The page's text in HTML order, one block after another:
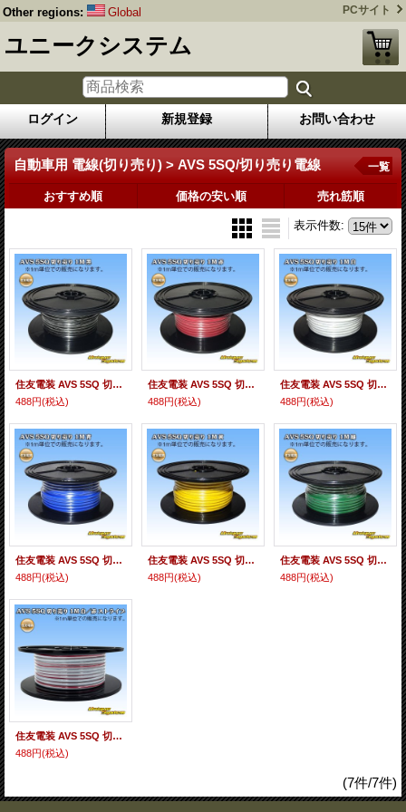
Other regions: Global PCサイト
ユニークシステム
ログイン 新規登録 お問い合わせ
自動車用 電線(切り売り) > AVS 5SQ/切り売り電線 一覧
おすすめ順 価格の安い順 売れ筋順
表示件数:
住友電装 AVS 5SQ 切り売り 1M 黒
488円(税込)
住友電装 AVS 5SQ 切り売り 1M 赤
488円(税込)
住友電装 AVS 5SQ 切り売り 1M 白
488円(税込)
住友電装 AVS 5SQ 切り売り 1M 青
488円(税込)
住友電装 AVS 5SQ 切り売り 1M 黄
488円(税込)
住友電装 AVS 5SQ 切り売り 1M 緑
488円(税込)
住友電装 AVS 5SQ 切り売り 1M 白/赤 ストライプ
488円(税込)
(7件/7件)